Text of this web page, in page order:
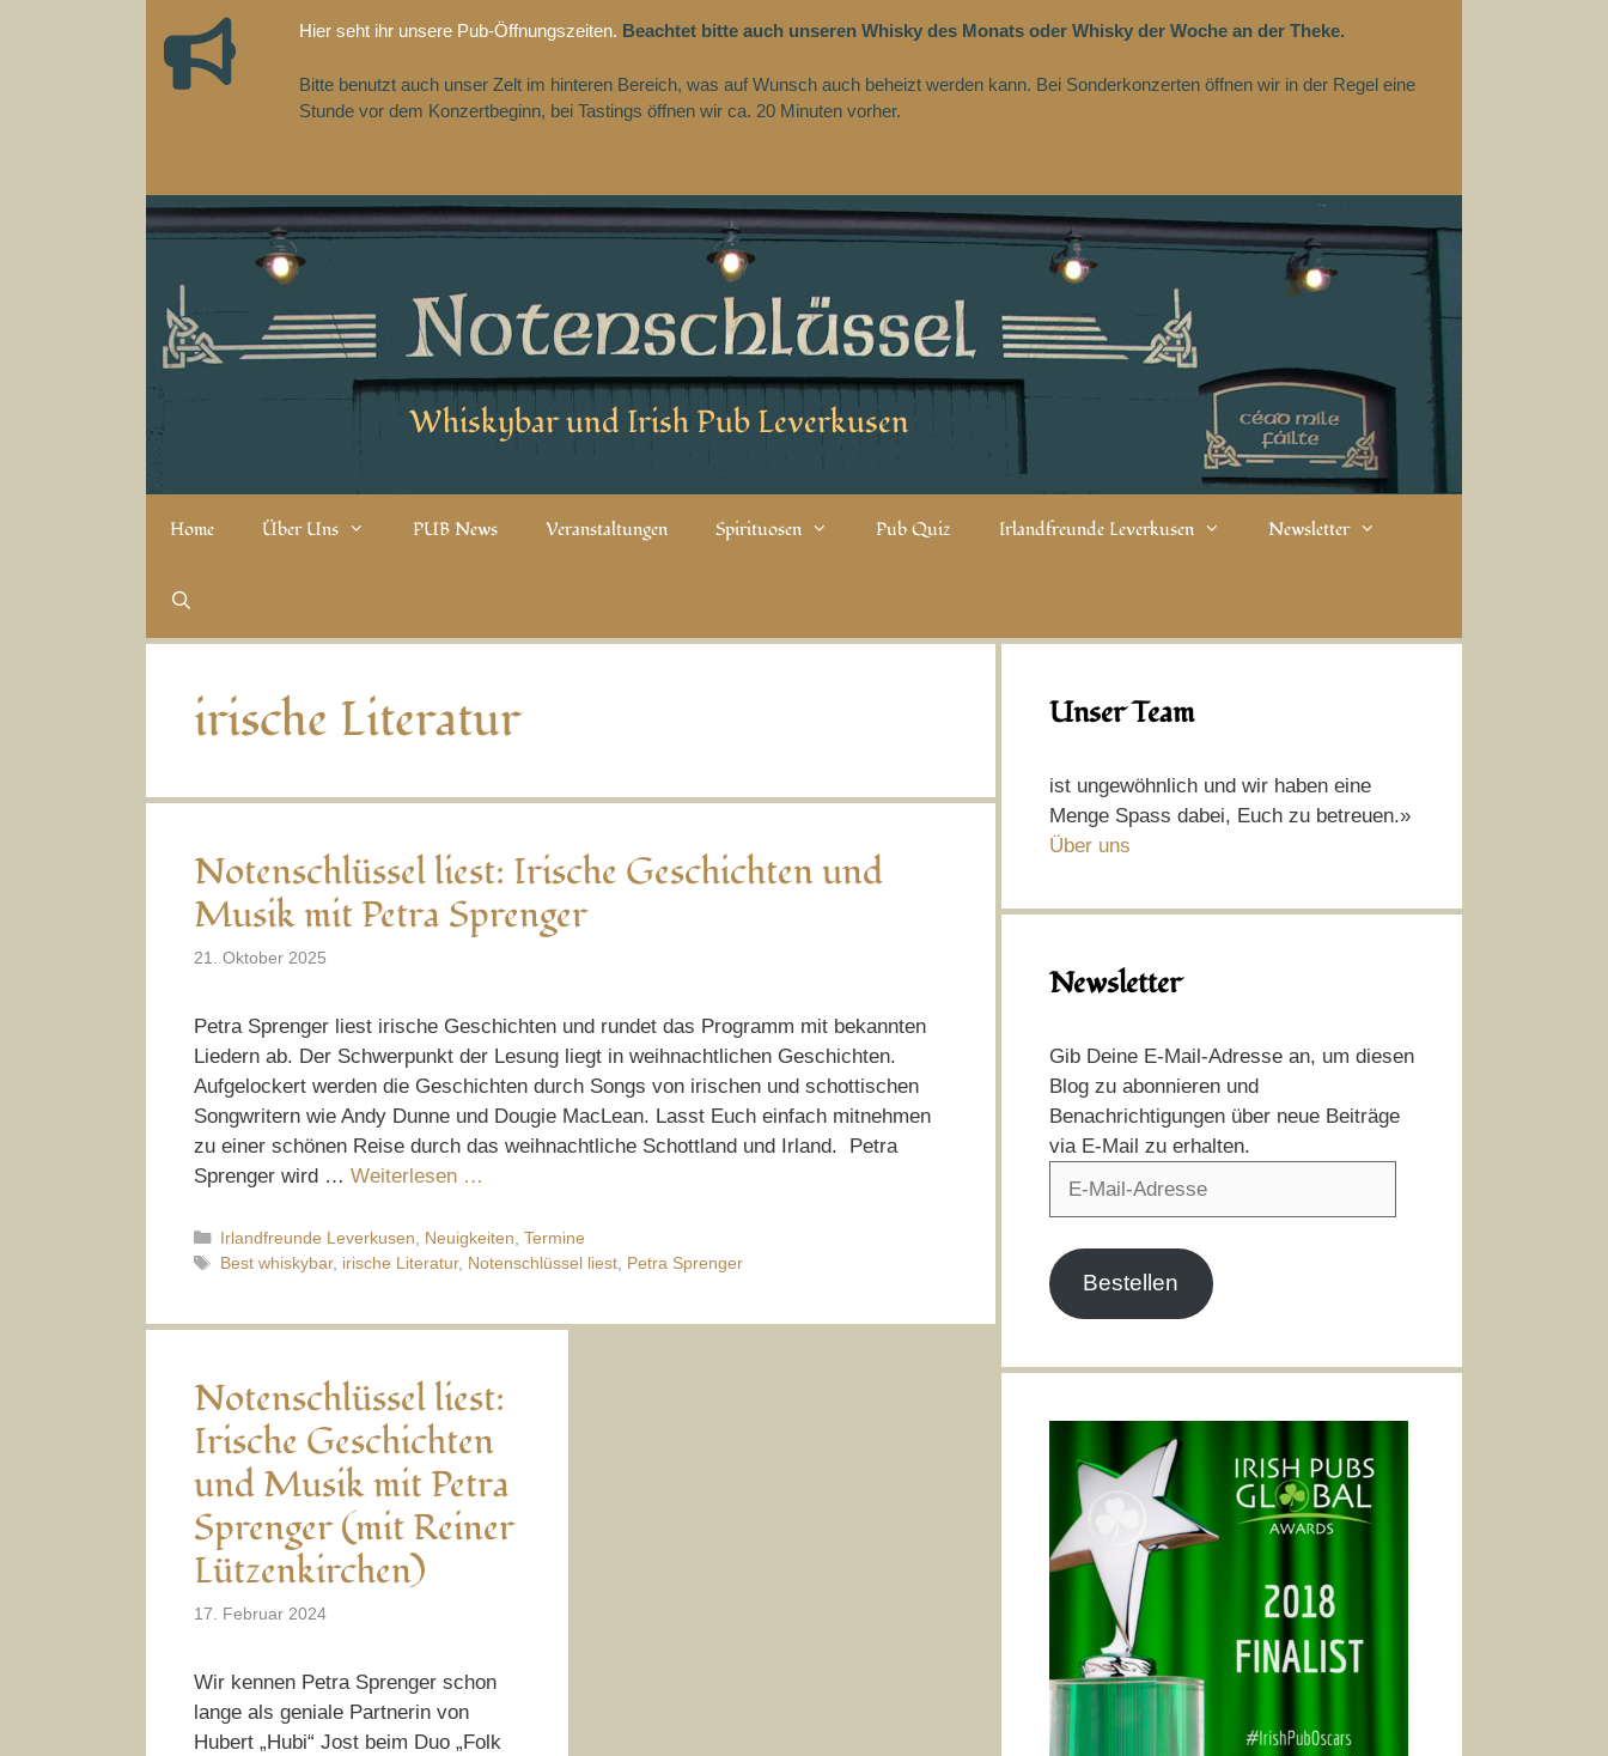
Hier seht ihr unsere Pub-Öffnungszeiten. Beachtet bitte auch unseren Whisky des Monats oder Whisky der Woche an der Theke.
Bitte benutzt auch unser Zelt im hinteren Bereich, was auf Wunsch auch beheizt werden kann. Bei Sonderkonzerten öffnen wir in der Regel eine
Stunde vor dem Konzertbeginn, bei Tastings öffnen wir ca. 20 Minuten vorher.
Whiskybar und Irish Pub Leverkusen
Home Über Uns PUB News Veranstaltungen Spirituosen Pub Quiz Irlandfreunde Leverkusen Newsletter
irische Literatur
Notenschlüssel liest: Irische Geschichten und
Musik mit Petra Sprenger
21. Oktober 2025
Petra Sprenger liest irische Geschichten und rundet das Programm mit bekannten
Liedern ab. Der Schwerpunkt der Lesung liegt in weihnachtlichen Geschichten.
Aufgelockert werden die Geschichten durch Songs von irischen und schottischen
Songwritern wie Andy Dunne und Dougie MacLean. Lasst Euch einfach mitnehmen
zu einer schönen Reise durch das weihnachtliche Schottland und Irland. Petra
Sprenger wird … Weiterlesen …
Kategorien
Irlandfreunde Leverkusen Neuigkeiten Termine
Schlagwörter
Best whiskybar, irische Literatur, Notenschlüssel liest, Petra Sprenger
Notenschlüssel liest:
Irische Geschichten
und Musik mit Petra
Sprenger (mit Reiner
Lützenkirchen)
17. Februar 2024
Wir kennen Petra Sprenger schon
lange als geniale Partnerin von
Hubert „Hubi“ Jost beim Duo „Folk
Unser Team
ist ungewöhnlich und wir haben eine
Menge Spass dabei, Euch zu betreuen.»
Über uns
Newsletter
Gib Deine E-Mail-Adresse an, um diesen
Blog zu abonnieren und
Benachrichtigungen über neue Beiträge
via E-Mail zu erhalten.
Bestellen